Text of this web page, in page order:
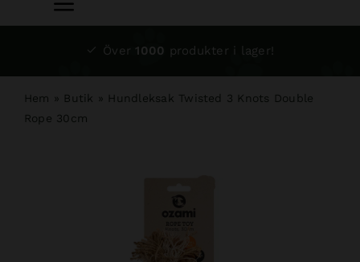
Toggle
Navigation
Hundsalong
Över 1000 produkter i lager!
Hem » Butik » Hundleksak Twisted 3 Knots Double
Rope 30cm